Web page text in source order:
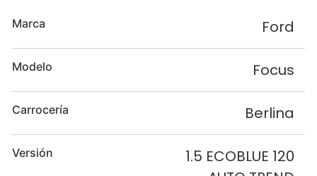
Marca Ford
Modelo Focus
Carrocería Berlina
Versión
1.5 ECOBLUE 120